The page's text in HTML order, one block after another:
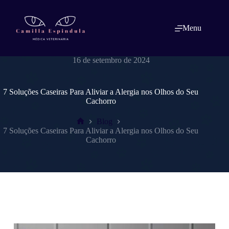
conteúdo
Menu
16 de setembro de 2024
7 Soluções Caseiras Para Aliviar a Alergia nos Olhos do Seu
Cachorro
Home
Blog
7 Soluções Caseiras Para Aliviar a Alergia nos Olhos do Seu
Cachorro